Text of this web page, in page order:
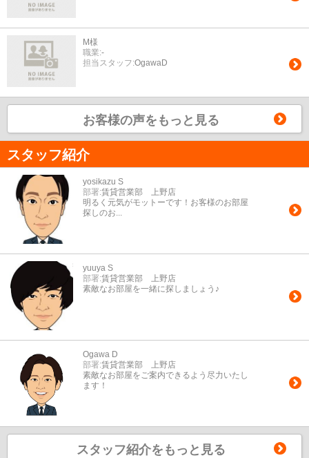
M様
職業:-
担当スタッフ:OgawaD
お客様の声をもっと見る
スタッフ紹介
yosikazu S
部署:賃貸営業部 上野店
明るく元気がモットーです！お客様のお部屋
探しのお...
yuuya S
部署:賃貸営業部 上野店
素敵なお部屋を一緒に探しましょう♪
Ogawa D
部署:賃貸営業部 上野店
素敵なお部屋をご案内できるよう尽力いたし
ます！
スタッフ紹介をもっと見る